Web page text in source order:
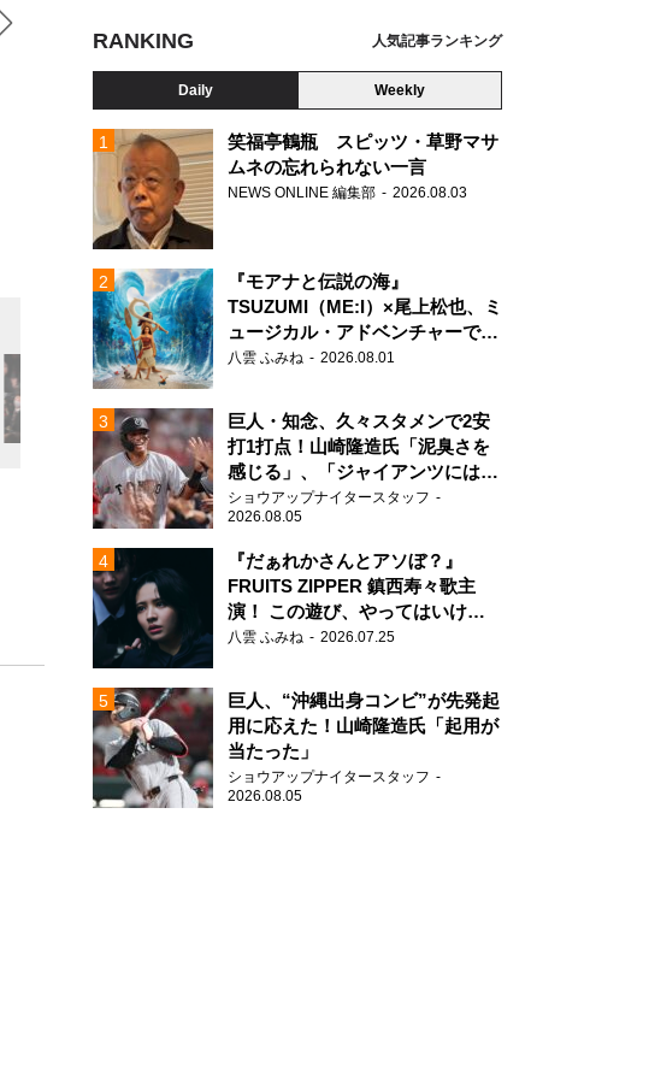
写真は、第46回日本アカデミー賞授賞式より (C)東京写真記者協会
RANKING 人気記事ランキング
Daily Weekly
笑福亭鶴瓶 スピッツ・草野マサ
ムネの忘れられない一言
NEWS ONLINE 編集部 2026.08.03
『モアナと伝説の海』
TSUZUMI（ME:I）×尾上松也、ミ
ュージカル・アドベンチャーで美
声を響かせる
八雲 ふみね 2026.08.01
巨人・知念、久々スタメンで2安
打1打点！山崎隆造氏「泥臭さを
感じる」、「ジャイアンツには少
ないタイプ」
ショウアップナイタースタッフ
2026.08.05
『だぁれかさんとアソぼ？』
FRUITS ZIPPER 鎮西寿々歌主
演！ この遊び、やってはいけま
せん。
八雲 ふみね 2026.07.25
巨人、“沖縄出身コンビ”が先発起
用に応えた！山崎隆造氏「起用が
当たった」
ショウアップナイタースタッフ
2026.08.05